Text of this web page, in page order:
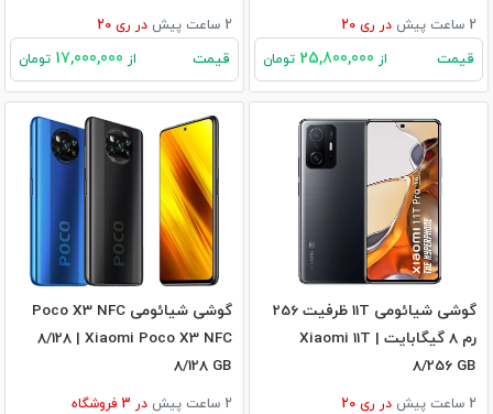
2 ساعت پیش در ری 20
قیمت از تومان
2 ساعت پیش در ری 20
قیمت از تومان
گوشی شیائومی 11T ظرفیت 256
رم 8 گیگابایت | Xiaomi 11T
8/256 GB
2 ساعت پیش در ری 20
گوشی شیائومی Poco X3 NFC
8/128 | Xiaomi Poco X3 NFC
8/128 GB
2 ساعت پیش در فروشگاه